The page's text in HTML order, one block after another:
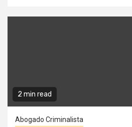
2 min read
Abogado Criminalista